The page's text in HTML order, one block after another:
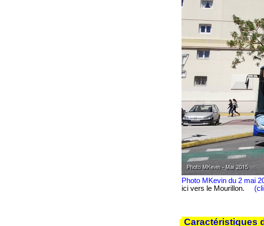
Photo MKevin du 2 mai
ici vers le Mourillon.
Caractéristiques